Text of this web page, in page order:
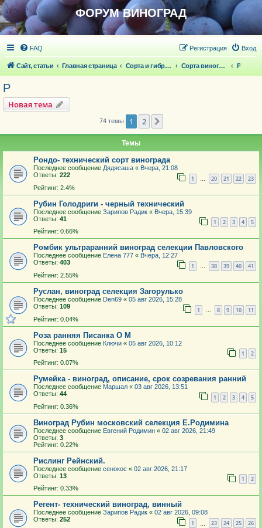
ФОРУМ ВИНОГРАД
FAQ Вход
Регистрация
Сайт, статьи Главная страница Сорта и гибридные формы винограда Сорта винограда Р
Р
Новая тема
74 темы 1 2
Темы
Рондо- технический сорт винограда
Последнее сообщение Дядясаша « Вчера, 21:08
Ответы: 222 1 … 20 21 22 23
Рейтинг: 2.4%
Рубин Голодриги - черный технический
Последнее сообщение Зарипов Радик « Вчера, 15:39
Ответы: 41 1 2 3 4 5
Рейтинг: 0.66%
Ромбик ультраранний виноград селекции Павловского
Последнее сообщение Елена 777 « Вчера, 12:27
Ответы: 403 1 … 38 39 40 41
Рейтинг: 2.55%
Руслан, виноград селекция Загорулько
Последнее сообщение Den69 « 05 авг 2026, 15:28
Ответы: 109 1 … 8 9 10 11
Рейтинг: 0.04%
Роза ранняя Писанка О М
Последнее сообщение Ключи « 05 авг 2026, 10:12
Ответы: 15 1 2
Рейтинг: 0.07%
Румейка - виноград, описание, срок созревания ранний
Последнее сообщение Маршал « 03 авг 2026, 13:51
Ответы: 44 1 2 3 4 5
Рейтинг: 0.36%
Виноград Рубин московский селекция Е.Родимина
Последнее сообщение Евгений Родимин « 02 авг 2026, 21:49
Ответы: 3
Рейтинг: 0.22%
Рислинг Рейнский.
Последнее сообщение сенокос « 02 авг 2026, 21:17
Ответы: 13 1 2
Рейтинг: 0.33%
Регент- технический виноград, винный
Последнее сообщение Зарипов Радик « 02 авг 2026, 09:08
Ответы: 252 1 23 24 25 26